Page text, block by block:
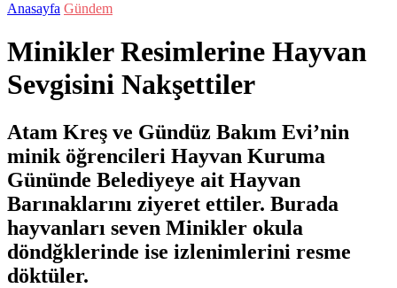
Anasayfa Gündem
Minikler Resimlerine Hayvan
Sevgisini Nakşettiler
Atam Kreş ve Gündüz Bakım Evi’nin
minik öğrencileri Hayvan Kuruma
Gününde Belediyeye ait Hayvan
Barınaklarını ziyeret ettiler. Burada
hayvanları seven Minikler okula
döndğklerinde ise izlenimlerini resme
döktüler.